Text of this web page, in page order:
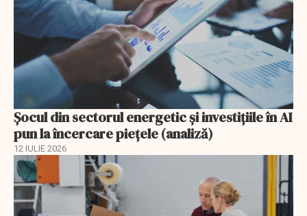
Șocul din sectorul energetic și investițiile în AI
pun la încercare piețele (analiză)
12 IULIE 2026
EXCLUSIV